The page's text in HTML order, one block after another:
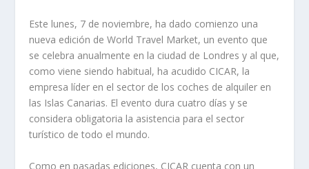
Este lunes, 7 de noviembre, ha dado comienzo una
nueva edición de World Travel Market, un evento que
se celebra anualmente en la ciudad de Londres y al que,
como viene siendo habitual, ha acudido CICAR, la
empresa líder en el sector de los coches de alquiler en
las Islas Canarias. El evento dura cuatro días y se
considera obligatoria la asistencia para el sector
turístico de todo el mundo.
Como en pasadas ediciones, CICAR cuenta con un